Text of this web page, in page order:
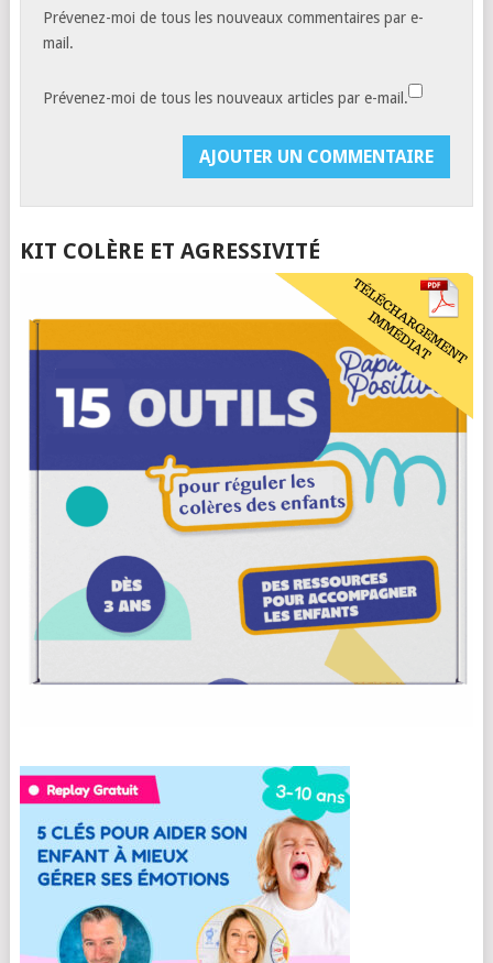
Prévenez-moi de tous les nouveaux commentaires par e-
mail.
Prévenez-moi de tous les nouveaux articles par e-mail.
KIT COLÈRE ET AGRESSIVITÉ